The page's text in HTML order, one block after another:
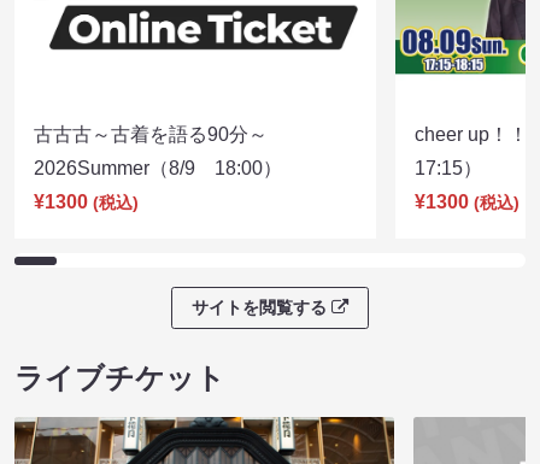
古古古～古着を語る90分～
2026Summer（8/9 18:00）
¥1300 (税込)
cheer up！
17:15）
¥1300 (税込)
サイトを閲覧する
ライブチケット